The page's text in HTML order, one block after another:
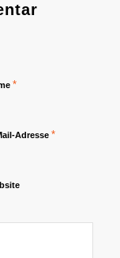
*
Adresse *